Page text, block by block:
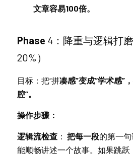
文章容易100倍。
Phase 4：降重与逻辑打
20%）
目标：把“拼凑感”变成“学术感”
腔”。
操作步骤：
逻辑流检查 ： 把每一段的第一
能顺畅讲述一个故事。如果跳跃